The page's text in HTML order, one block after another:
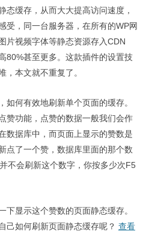
态缓存，从而大大提高访问速度，
受，同一台服务器，在所有的WP网
片视频字体等静态资源存入CDN
80%甚至更多。这款插件的设置技
，本文就不重复了。
如何有效地刷新单个页面的缓存。
赞功能，点赞的数据一般我们会作
数据库中，而页面上显示的赞数是
点了一个赞，数据库里面的那个数
不会刷新这个数字，你按多少次F5
下显示这个赞数的页面静态缓存。
己如何刷新页面静态缓存呢？ 查看